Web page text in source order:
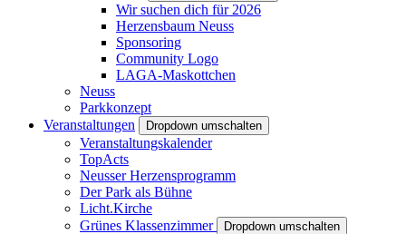
Wir suchen dich für 2026
Herzensbaum Neuss
Sponsoring
Community Logo
LAGA-Maskottchen
Neuss
Parkkonzept
Veranstaltungen
Dropdown umschalten
Veranstaltungskalender
TopActs
Neusser Herzensprogramm
Der Park als Bühne
Licht.Kirche
Grünes Klassenzimmer
Dropdown umschalten